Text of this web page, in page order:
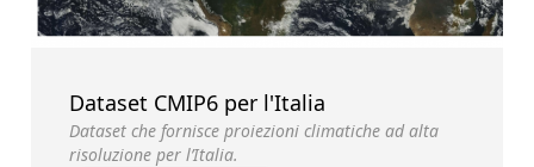
Dataset CMIP6 per l'Italia
Dataset che fornisce proiezioni climatiche ad alta
risoluzione per l’Italia.